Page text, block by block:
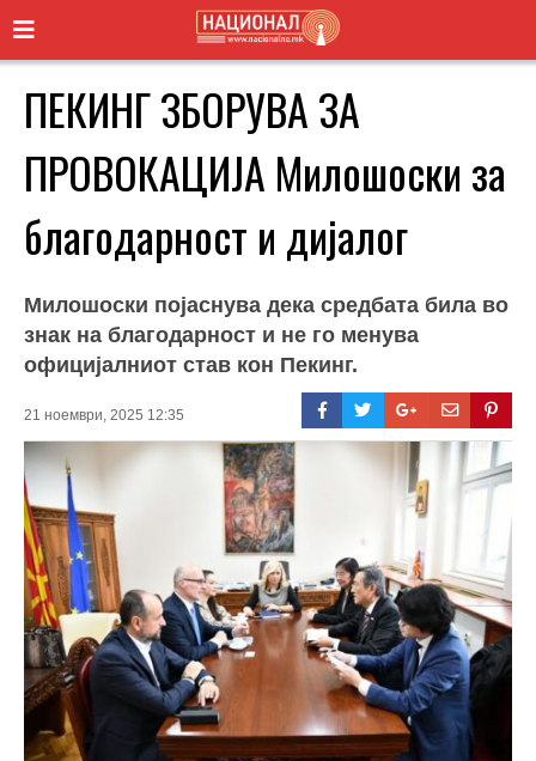
ПЕКИНГ ЗБОРУВА ЗА
ПРОВОКАЦИЈА Милошоски за
благодарност и дијалог
Милошоски појаснува дека средбата била во
знак на благодарност и не го менува
официјалниот став кон Пекинг.
21 ноември, 2025 12:35